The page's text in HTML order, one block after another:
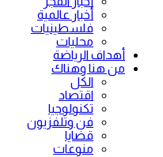
أخبار عالمية
فلسطينيات
محليات
أهداف الرياضة
من هنا وهناك
الكل
اقتصاد
تكنولوجيا
فن وتلفزيون
قضايا
منوعات